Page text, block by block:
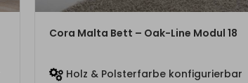
ZUM PRODUKT
Cora Malta Bett – Oak-Line Modul 18
Holz & Polsterfarbe konfigurierbar